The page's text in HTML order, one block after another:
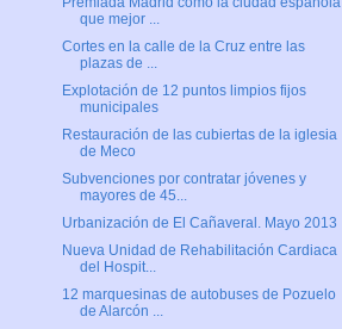
que mejor ...
Cortes en la calle de la Cruz entre las
plazas de ...
Explotación de 12 puntos limpios fijos
municipales
Restauración de las cubiertas de la iglesia
de Meco
Subvenciones por contratar jóvenes y
mayores de 45...
Urbanización de El Cañaveral. Mayo 2013
Nueva Unidad de Rehabilitación Cardiaca
del Hospit...
12 marquesinas de autobuses de Pozuelo
de Alarcón ...